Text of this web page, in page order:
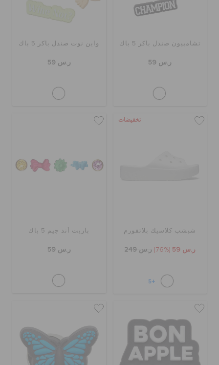
تشامبيون صندل باكر 5 باك
ر.س 59
واين نوت صندل باكر 5 باك
ر.س 59
تخفيضات
شبشب كلاسيك بلاتفورم
ر.س 59 (76%) ر.س 249
+5
باريت أند جيم 5 باك
ر.س 59